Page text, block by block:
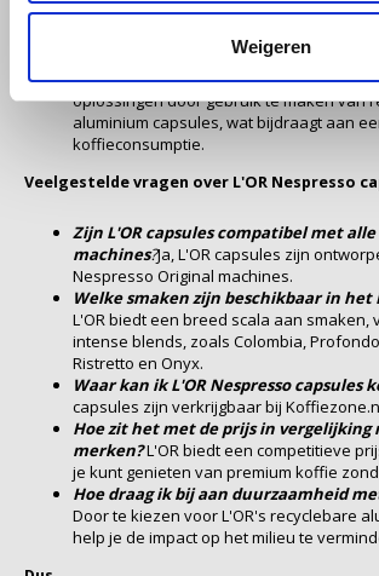
Weigeren
Paranà Caffè
Piacetto
Segafredo
Swisso Kaffee
TikTak
Compatibiliteit en gemak: Deze
compatibel met Nespresso Original
zonder zorgen kunt genieten van je
Duurzaamheid: L'OR streeft naar
oplossingen door gebruik te maken van
aluminium capsules, wat bijdraagt aan
koffieconsumptie.
Veelgestelde vragen over L'OR Nespresso
Zijn L'OR capsules compatibel met alle
machines?Ja, L'OR capsules zijn
Nespresso Original machines.
Welke smaken zijn beschikbaar in het
L'OR biedt een breed scala aan smaken,
intense blends, zoals Colombia,
Ristretto en Onyx.
Waar kan ik L'OR Nespresso capsules
capsules zijn verkrijgbaar bij
Hoe zit het met de prijs in vergelijking
merken?L'OR biedt een competitieve
je kunt genieten van premium koffie
Hoe draag ik bij aan duurzaamheid
Door te kiezen voor L'OR's recyclebare
help je de impact op het milieu te